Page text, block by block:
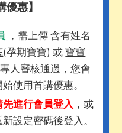
優惠】
，需上傳含有姓名
(孕期寶寶) 或寶寶
人審核通過，您會
使用首購優惠。
先進行會員登入 ，或
設定密碼後登入。